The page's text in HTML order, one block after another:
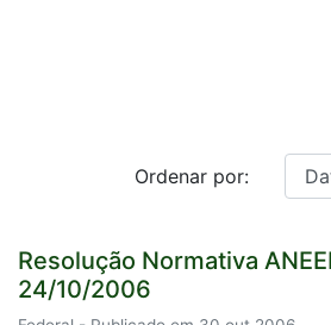
Ordenar por:
Resolução Normativa
24/10/2006